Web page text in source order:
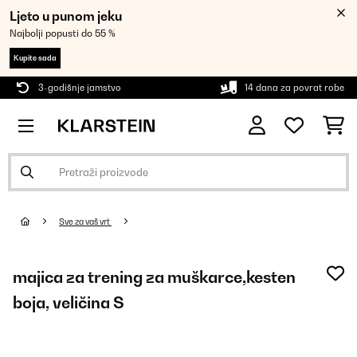
Ljeto u punom jeku
Najbolji popusti do 55 %
Kupite sada
3-godišnje jamstvo 14 dana za povrat robe
Sve za vaš vrt
majica za trening za muškarce,kesten
boja, veličina S